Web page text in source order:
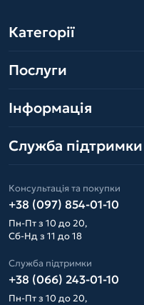
Категорії
Послуги
Інформація
Служба підтримки
Консультація та покупки
+38 (097) 854-01-10
Пн-Пт з 10 до 20,
Сб-Нд з 11 до 18
Служба підтримки
+38 (066) 243-01-10
Пн-Пт з 10 до 20,